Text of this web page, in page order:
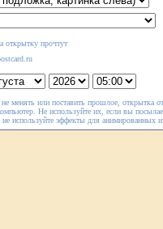
открытку прочтут
менять или поставить прошлое, открытка
Не используйте их, если вы
используйте эффекты для анимированных